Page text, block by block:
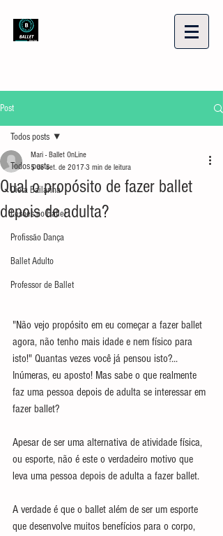
Post
Todos posts
Dieta Bailarina
Lesões no Ballet
Profissão Dança
Ballet Adulto
Professor de Ballet
Todos posts
Qual o propósito de fazer ballet
depois de adulta?
Mari - Ballet OnLine
5 de set. de 2017 3 min de leitura
"Não vejo propósito em eu começar a fazer ballet
agora, não tenho mais idade e nem físico para
isto!" Quantas vezes você já pensou isto?...
Inúmeras, eu aposto! Mas sabe o que realmente
faz uma pessoa depois de adulta se interessar em
fazer ballet?
Apesar de ser uma alternativa de atividade física,
ou esporte, não é este o verdadeiro motivo que
leva uma pessoa depois de adulta a fazer ballet.
A verdade é que o ballet além de ser um esporte
que desenvolve muitos benefícios para o corpo,